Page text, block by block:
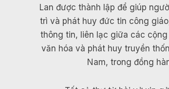
Lan được thành lập để giúp
trì và phát huy đức tin công
thông tin, liên lạc giữa các
văn hóa và phát huy truyền
Nam, trong đồng